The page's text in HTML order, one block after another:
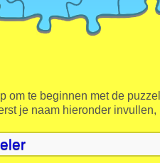
om te beginnen met de
je naam hieronder invullen,